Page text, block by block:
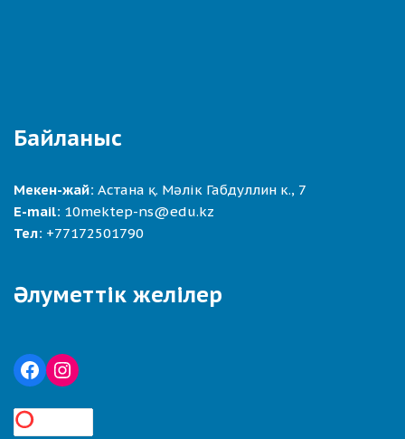
Байланыс
Мекен-жай: Астана қ. Мәлік Габдуллин к., 7
E-mail: 10mektep-ns@edu.kz
Тел: +77172501790
Әлуметтік желілер